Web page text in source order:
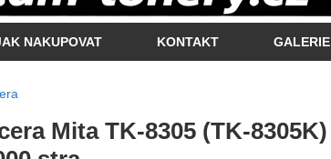
NAKUPOVAT KONTAKT GALERIE
Mita TK-8305 (TK-8305K)